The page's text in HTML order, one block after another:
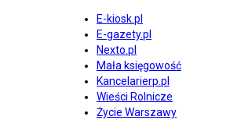
E-kiosk.pl
E-gazety.pl
Nexto.pl
Mała księgowość
Kancelarierp.pl
Wieści Rolnicze
Życie Warszawy